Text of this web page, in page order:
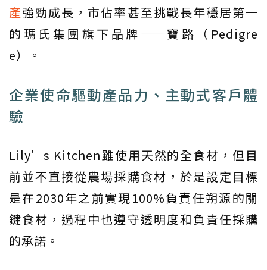
產強勁成長，市佔率甚至挑戰長年穩居第一
的瑪氏集團旗下品牌——寶路（Pedigre
e）。
企業使命驅動產品力、主動式客戶體
驗
Lily’s Kitchen雖使用天然的全食材，但目
前並不直接從農場採購食材，於是設定目標
是在2030年之前實現100%負責任朔源的關
鍵食材，過程中也遵守透明度和負責任採購
的承諾。